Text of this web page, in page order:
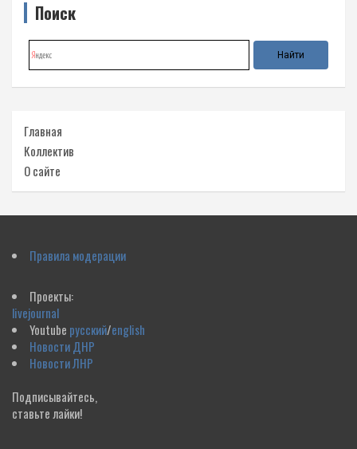
Поиск
Главная
Коллектив
О сайте
Правила модерации
Проекты:
livejournal
Youtube русский/english
Новости ДНР
Новости ЛНР
Подписывайтесь,
ставьте лайки!